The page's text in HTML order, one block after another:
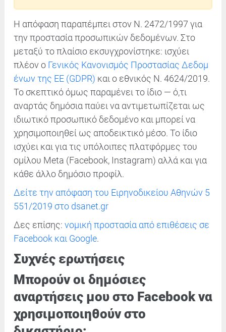
Η απόφαση παραπέμπει στον Ν. 2472/1997 για
την προστασία προσωπικών δεδομένων. Στο
μεταξύ το πλαίσιο εκσυγχρονίστηκε: ισχύει
πλέον ο Γενικός Κανονισμός Προστασίας Δεδομ
ένων της ΕΕ (GDPR) και ο εθνικός Ν. 4624/2019.
Το σκεπτικό όμως παραμένει το ίδιο — ό,τι
αναρτάς δημόσια παύει να αντιμετωπίζεται ως
ιδιωτικό προσωπικό δεδομένο και μπορεί να
χρησιμοποιηθεί ως αποδεικτικό μέσο. Το ίδιο
ισχύει και για τις υπόλοιπες πλατφόρμες του
ομίλου Meta (Facebook, Instagram) αλλά και για
κάθε άλλο δημόσιο προφίλ.
Δείτε την απόφαση του Ειρηνοδικείου Αθηνών 5
551/2019 στο dsanet.gr
Δες επίσης: νομική προστασία από επιθέσεις σε
Facebook και Google.
Συχνές ερωτήσεις
Μπορούν οι δημόσιες
αναρτήσεις μου στο Facebook να
χρησιμοποιηθούν στο